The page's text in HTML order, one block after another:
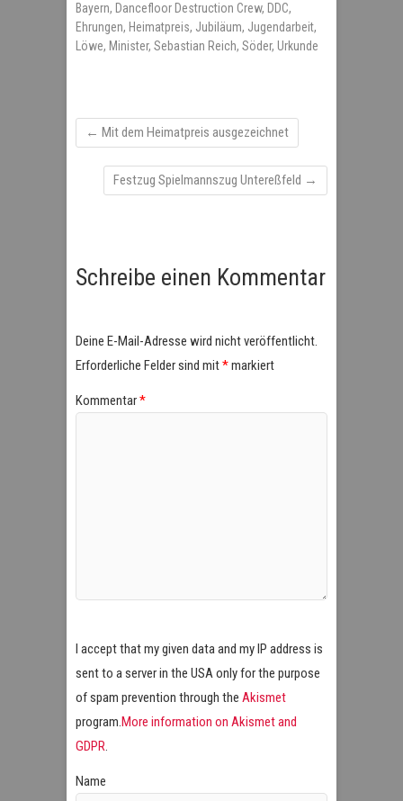
Bayern, Dancefloor Destruction Crew, DDC,
Ehrungen, Heimatpreis, Jubiläum, Jugendarbeit,
Löwe, Minister, Sebastian Reich, Söder, Urkunde
← Mit dem Heimatpreis ausgezeichnet
Festzug Spielmannszug Untereßfeld →
Schreibe einen Kommentar
Deine E-Mail-Adresse wird nicht veröffentlicht.
Erforderliche Felder sind mit*markiert
Kommentar*
I accept that my given data and my IP address is
sent to a server in the USA only for the purpose
of spam prevention through the Akismet
program.More information on Akismet and
GDPR.
Name